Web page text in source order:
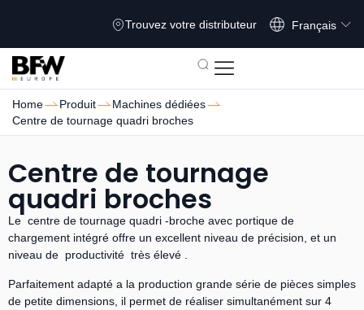
Trouvez votre distributeur Français
Home Produit
Machines dédiées
Centre de tournage quadri broches
Centre de tournage
quadri broches
Le centre de tournage quadri -broche avec portique de
chargement intégré offre un excellent niveau de précision, et un
niveau de productivité très élevé .
Parfaitement adapté a la production grande série de pièces simples
de petite dimensions, il permet de réaliser simultanément sur 4